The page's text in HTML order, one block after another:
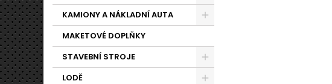
KAMIONY A NÁKLADNÍ AUTA
MAKETOVÉ DOPLŇKY
STAVEBNÍ STROJE
LODĚ